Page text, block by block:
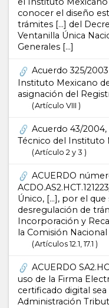
conocer el diseño
trámites […] del
Ventanilla Única
Generales […]
Acuerdo 325/
Instituto Mexicano
asignación del
Artículo VIII
Acuerdo 43/
Técnico del Instituto
Artículo 2 y 3
ACUERDO
Único, […], por el
desregulación de
Incorporación y
la Comisión
Artículos 12.1, 17.1
ACUERDO
uso de la Firma
certificado digital
Administración